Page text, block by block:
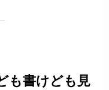
も書けども見